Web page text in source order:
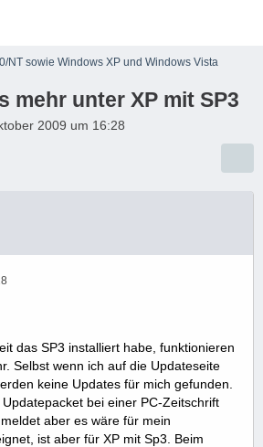
NT sowie Windows XP und Windows Vista
mehr unter XP mit SP3
2009 um 16:28
das SP3 installiert habe, funktionieren
Selbst wenn ich auf die Updateseite
keine Updates für mich gefunden.
bei einer PC-Zeitschrift
aber es wäre für mein
ist aber für XP mit Sp3. Beim